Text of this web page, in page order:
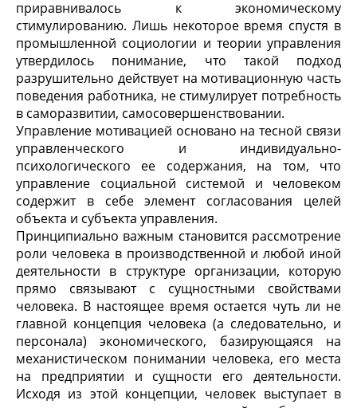
приравнивалось к экономическому
стимулированию. Лишь некоторое время спустя в
промышленной социологии и теории управления
утвердилось понимание, что такой подход
разрушительно действует на мотивационную часть
поведения работника, не стимулирует потребность
в саморазвитии, самосовершенствовании.
Управление мотивацией основано на тесной связи
управленческого и индивидуально-
психологического ее содержания, на том, что
управление социальной системой и человеком
содержит в себе элемент согласования целей
объекта и субъекта управления.
Принципиально важным становится рассмотрение
роли человека в производственной и любой иной
деятельности в структуре организации, которую
прямо связывают с сущностными свойствами
человека. В настоящее время остается чуть ли не
главной концепция человека (а следовательно, и
персонала) экономического, базирующаяся на
механистическом понимании человека, его места
на предприятии и сущности его деятельности.
Исходя из этой концепции, человек выступает в